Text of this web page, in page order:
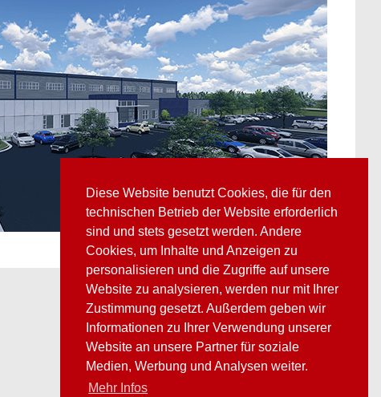
Diese Website benutzt Cookies, die für den
technischen Betrieb der Website erforderlich
sind und stets gesetzt werden. Andere
Cookies, um Inhalte und Anzeigen zu
personalisieren und die Zugriffe auf unsere
Website zu analysieren, werden nur mit Ihrer
Zustimmung gesetzt. Außerdem geben wir
Informationen zu Ihrer Verwendung unserer
Website an unsere Partner für soziale
Medien, Werbung und Analysen weiter.
Mehr Infos